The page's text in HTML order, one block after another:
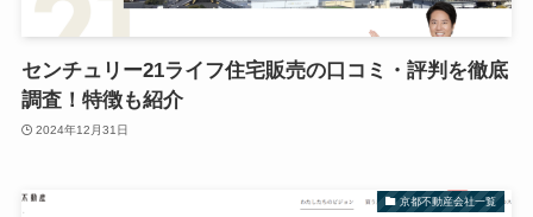
センチュリー21ライフ住宅販売の口コミ・評判を徹底
調査！特徴も紹介
2024年12月31日
京都不動産会社一覧